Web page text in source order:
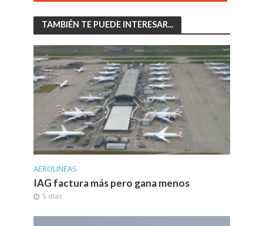
TAMBIÉN TE PUEDE INTERESAR...
AEROLINEAS
IAG factura más pero gana menos
5 días